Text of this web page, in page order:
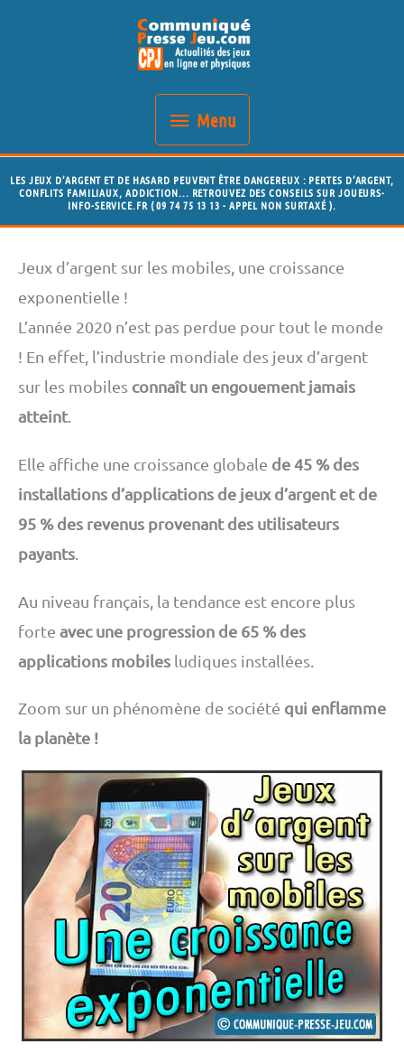
Menu
Menu
LES JEUX D’ARGENT ET DE HASARD PEUVENT ÊTRE DANGEREUX : PERTES D’ARGENT,
CONFLITS FAMILIAUX, ADDICTION... RETROUVEZ DES CONSEILS SUR JOUEURS-
INFO-SERVICE.FR ( 09 74 75 13 13 - APPEL NON SURTAXÉ ).
Jeux d’argent sur les mobiles, une croissance
exponentielle !
L’année 2020 n’est pas perdue pour tout le monde
! En effet, l’industrie mondiale des jeux d’argent
sur les mobiles connaît un engouement jamais
atteint.
Elle affiche une croissance globale de 45 % des
installations d’applications de jeux d’argent et de
95 % des revenus provenant des utilisateurs
payants
Au niveau français, la tendance est encore plus
forte avec une progression de 65 % des
applications mobiles ludiques installées.
Zoom sur un phénomène de société qui enflamme
la planète !